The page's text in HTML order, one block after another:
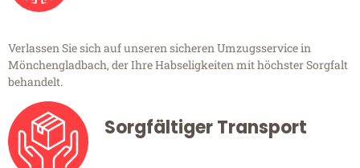
Verlassen Sie sich auf unseren sicheren Umzugsservice in
Mönchengladbach, der Ihre Habseligkeiten mit höchster Sorgfalt
behandelt.
Sorgfältiger Transport